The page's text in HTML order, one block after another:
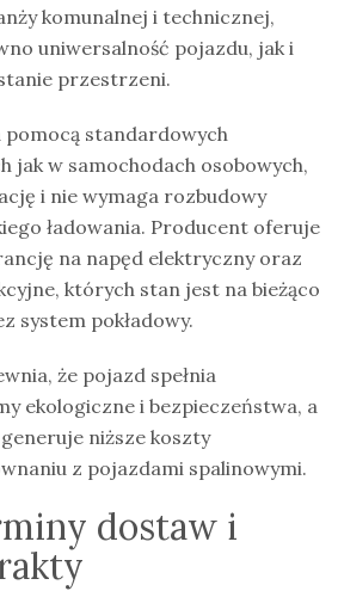
komunalnej i technicznej,
uniwersalność pojazdu, jak i
przestrzeni.
pomocą standardowych
jak w samochodach osobowych,
i nie wymaga rozbudowy
ładowania. Producent oferuje
na napęd elektryczny oraz
których stan jest na bieżąco
system pokładowy.
że pojazd spełnia
ekologiczne i bezpieczeństwa, a
niższe koszty
z pojazdami spalinowymi.
dostaw i